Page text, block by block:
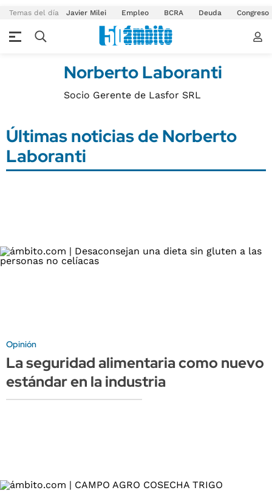
Temas del día Javier Milei Empleo BCRA Deuda Congreso
Norberto Laboranti
Socio Gerente de Lasfor SRL
Últimas noticias de Norberto
Laboranti
Opinión
La seguridad alimentaria como nuevo
estándar en la industria